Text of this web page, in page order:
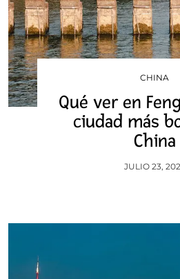
CHINA
Qué ver en
ciudad más
China
JULIO 23,